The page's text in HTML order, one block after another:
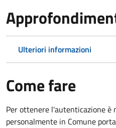
Ulteriori informazioni
Come fare
Per ottenere l'autenticazione è
personalmente in Comune